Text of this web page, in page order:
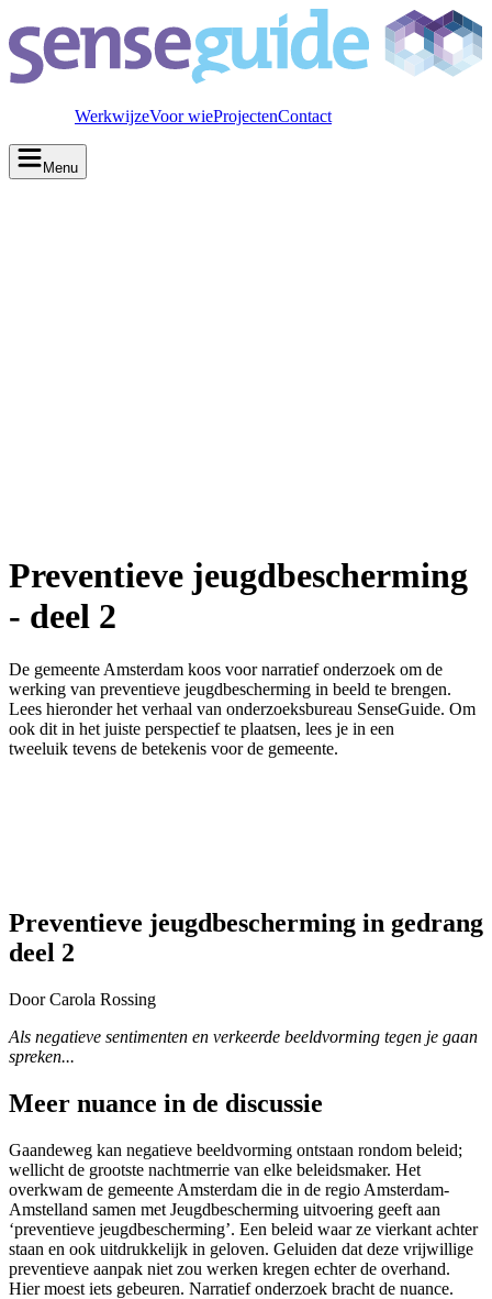
WerkwijzeVoor wieProjectenContact
Menu
Preventieve jeugdbescherming
- deel 2
De gemeente Amsterdam koos voor narratief onderzoek om de
werking van preventieve jeugdbescherming in beeld te brengen.
Lees hieronder het verhaal van onderzoeksbureau SenseGuide. Om
ook dit in het juiste perspectief te plaatsen, lees je in een
tweeluik tevens de betekenis voor de gemeente.
Preventieve jeugdbescherming in gedrang
deel 2
Door Carola Rossing
Als negatieve sentimenten en verkeerde beeldvorming tegen je gaan
spreken...
Meer nuance in de discussie
Gaandeweg kan negatieve beeldvorming ontstaan rondom beleid;
wellicht de grootste nachtmerrie van elke beleidsmaker. Het
overkwam de gemeente Amsterdam die in de regio Amsterdam-
Amstelland samen met Jeugdbescherming uitvoering geeft aan
‘preventieve jeugdbescherming’. Een beleid waar ze vierkant achter
staan en ook uitdrukkelijk in geloven. Geluiden dat deze vrijwillige
preventieve aanpak niet zou werken kregen echter de overhand.
Hier moest iets gebeuren. Narratief onderzoek bracht de nuance.